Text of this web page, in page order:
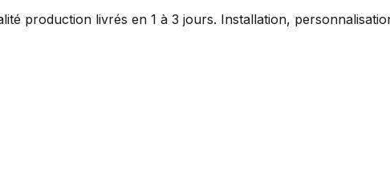
production livrés en 1 à 3 jours. Installation,